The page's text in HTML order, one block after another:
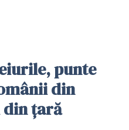
punte
din
din țară